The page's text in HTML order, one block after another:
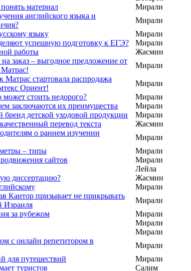
материал
Мирали
английского языка и
Мирали
языку
Мирали
успешную подготовку к ЕГЭ?
Мирали
работы
Жасмин
заказ – выгодное предложение от
Матрас!
Мирали
стартовала распродажа
Ориент!
Мирали
может стоить недорого?
Мирали
заключаются их преимущества
Мирали
детской уходовой продукции
Мирали
перевод текста
Жасмин
о раннем изучении
Мирали
– типы
Мирали
сайтов
Мирали
Лейла
диссертацию?
Жасмин
Мирали
Кантор призывает не прикрывать
Израиля
Мирали
за рубежом
Мирали
Мирали
Мирали
с онлайн репетитором в
Мирали
для путешествий
Мирали
туристов
Салим